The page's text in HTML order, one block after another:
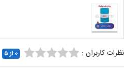
نظرات کاربران : 0 از ۵